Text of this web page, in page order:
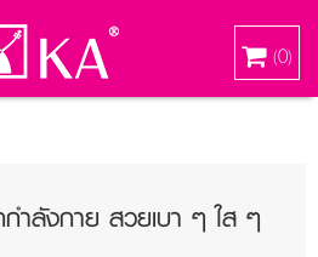
(0)
ำลังกาย สวยเบา ๆ ใส ๆ